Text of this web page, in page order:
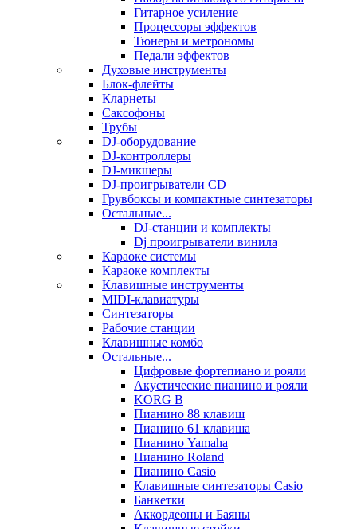
Гитарное усиление
Процессоры эффектов
Тюнеры и метрономы
Педали эффектов
Духовые инструменты
Блок-флейты
Кларнеты
Саксофоны
Трубы
DJ-оборудование
DJ-контроллеры
DJ-микшеры
DJ-проигрыватели CD
Грувбоксы и компактные синтезаторы
Остальные...
DJ-станции и комплекты
Dj проигрыватели винила
Караоке системы
Караоке комплекты
Клавишные инструменты
MIDI-клавиатуры
Синтезаторы
Рабочие станции
Клавишные комбо
Остальные...
Цифровые фортепиано и рояли
Акустические пианино и рояли
KORG B
Пианино 88 клавиш
Пианино 61 клавиша
Пианино Yamaha
Пианино Roland
Пианино Casio
Клавишные синтезаторы Casio
Банкетки
Аккордеоны и Баяны